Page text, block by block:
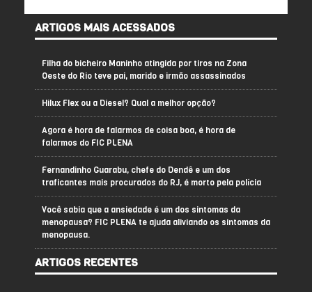
ARTIGOS MAIS ACESSADOS
Filha do bicheiro Maninho atingida por tiros na Zona
Oeste do Rio teve pai, marido e irmão assassinados
Hilux Flex ou a Diesel? Qual a melhor opção?
Agora é hora de falarmos de coisa boa, é hora de
falarmos do FIC PLENA
Fernandinho Guarabu, chefe do Dendê e um dos
traficantes mais procurados do RJ, é morto pela polícia
Você sabia que a ansiedade é um dos sintomas da
menopausa? FIC PLENA te ajuda aliviando os sintomas da
menopausa.
ARTIGOS RECENTES